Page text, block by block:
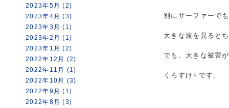
2023年5月 (2)
2023年4月 (3)
2023年3月 (1)
2023年2月 (1)
2023年1月 (2)
2022年12月 (2)
2022年11月 (1)
2022年10月 (3)
2022年9月 (1)
2022年8月 (3)
別にサーファーで
大きな波を見ると
でも、大きな被害
くろすけ♀です。